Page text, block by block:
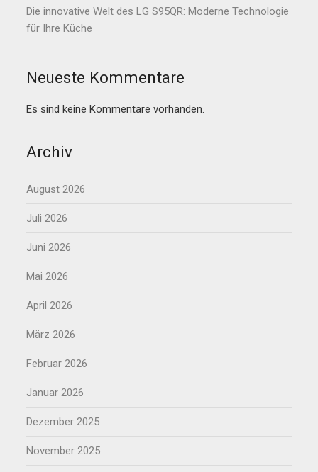
Die innovative Welt des LG S95QR: Moderne Technologie
für Ihre Küche
Neueste Kommentare
Es sind keine Kommentare vorhanden.
Archiv
August 2026
Juli 2026
Juni 2026
Mai 2026
April 2026
März 2026
Februar 2026
Januar 2026
Dezember 2025
November 2025